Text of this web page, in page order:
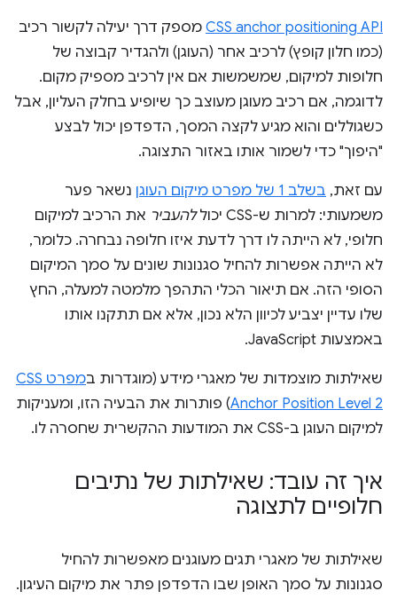
CSS anchor positioning API מספק דרך יעילה לקשור רכיב
(כמו חלון קופץ) לרכיב אחר (העוגן) ולהגדיר קבוצה של
חלופות למיקום, שמשמשות אם אין לרכיב מספיק מקום.
לדוגמה, אם רכיב מעוגן מעוצב כך שיופיע בחלק העליון, אבל
כשגוללים והוא מגיע לקצה המסך, הדפדפן יכול לבצע
"היפוך" כדי לשמור אותו באזור התצוגה.
עם זאת, בשלב 1 של מפרט מיקום העוגן
נשאר פער
משמעותי: למרות ש-CSS יכול
להעביר את הרכיב למיקום
חלופי, לא הייתה לו דרך לדעת איזו חלופה נבחרה. כלומר,
לא הייתה אפשרות להחיל סגנונות שונים על סמך המיקום
הסופי הזה. אם תיאור הכלי התהפך מלמטה למעלה, החץ
שלו עדיין יצביע לכיוון הלא נכון, אלא אם תתקנו אותו
באמצעות JavaScript.
שאילתות מוצמדות של מאגרי מידע (מוגדרות ב
מפרט CSS
Anchor Position Level 2) פותרות את הבעיה הזו, ומעניקות
למיקום העוגן ב-CSS את המודעות ההקשרית שחסרה לו.
איך זה עובד: שאילתות של נתיבים
חלופיים לתצוגה
שאילתות של מאגרי תגים מעוגנים מאפשרות להחיל
סגנונות על סמך האופן שבו הדפדפן פתר את מיקום העיגון.